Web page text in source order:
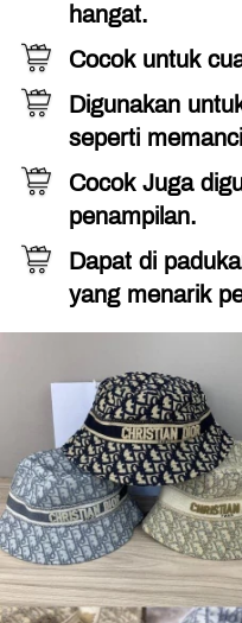
hangat.
Cocok untuk
Digunakan
seperti
Cocok Juga
penampilan.
Dapat di
yang menarik